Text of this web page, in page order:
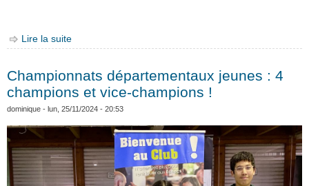
Lire la suite
équipes qualifiées !
Championnats départementaux jeunes : 4
champions et vice-champions !
dominique - lun, 25/11/2024 - 20:53